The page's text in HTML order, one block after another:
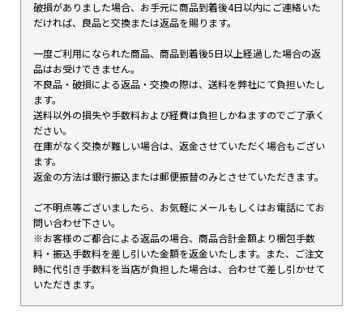
破損がありました場合、お手元に商品到着後4日以内にご連絡いた
だければ、良品と交換または返品を賜ります。
一度ご利用になられた商品、商品到着後5日以上経過した場合の返
品はお受けできません。
不良品・破損による返品・交換の際は、送料を弊社にて負担いたし
ます。
送料以外の損失や手数料および経費は負担しかねますのでご了承く
ださい。
在庫がなく交換が難しい場合は、返金させていただく場合もござい
ます。
返金の方法は銀行振込または郵便振替のみとさせていただきます。
ご不明点等ございましたら、お気軽にメールもしくはお電話にてお
問い合わせ下さい。
※お客様のご都合による返品の場合、商品合計金額より梱包手数
料・振込手数料を差し引いた金額を返金いたします。また、ご注文
時に代引き手数料を当店が負担した場合は、合わせて差し引かせて
いただきます。